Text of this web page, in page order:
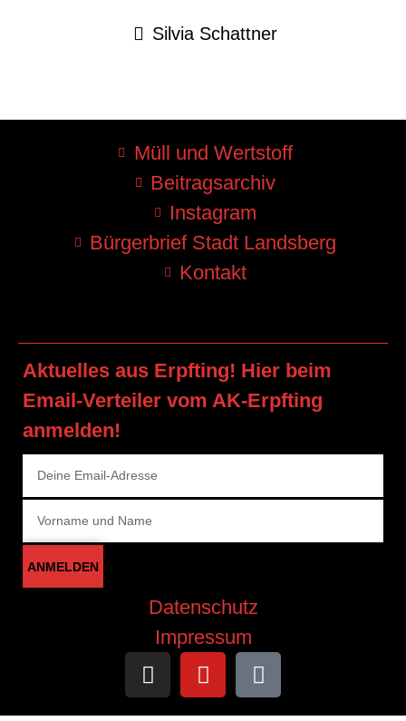
Silvia Schattner
Müll und Wertstoff
Beitragsarchiv
Instagram
Bürgerbrief Stadt Landsberg
Kontakt
Aktuelles aus Erpfting! Hier beim
Email-Verteiler vom AK-Erpfting
anmelden!
ANMELDEN
Datenschutz
Impressum